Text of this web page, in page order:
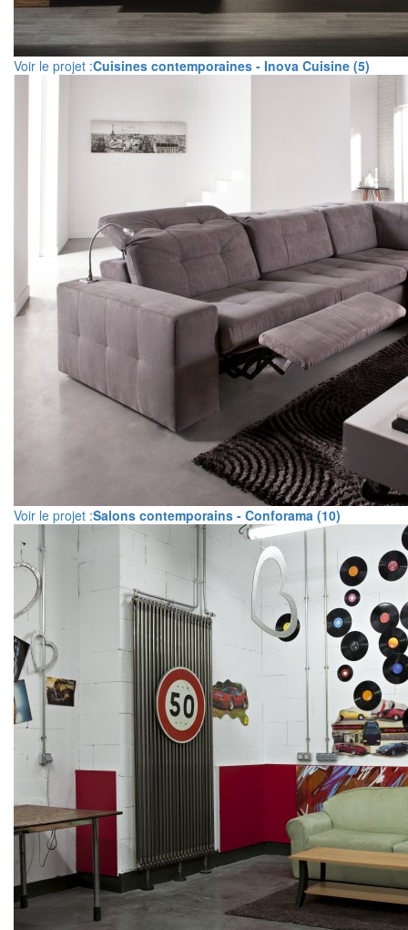
Voir le projet :Cuisines contemporaines - Inova Cuisine (5)
Voir le projet :Salons contemporains - Conforama (10)